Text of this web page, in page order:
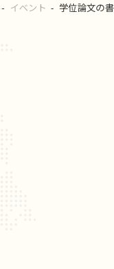
イベント 学位論文の